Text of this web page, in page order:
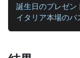
誕生日のプレゼン
イタリア本場のパ